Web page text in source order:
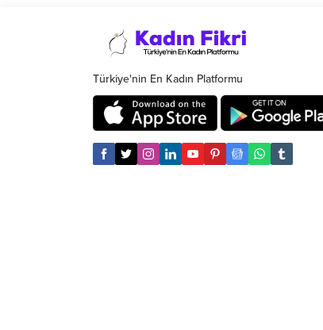
Türkiye'nin En Kadın Platformu